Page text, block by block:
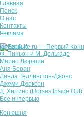
Главная
Поиск
О нас
Контакты
Реклама
Интервью
Ф. Пиньон и М. Дельгадо
Марио Люраши
Аня Беран
Линда Теллингтон-Джонс
Джеми Джексон
Д. Хиггинс (Horses Inside Out)
Все интервью
Конюшня